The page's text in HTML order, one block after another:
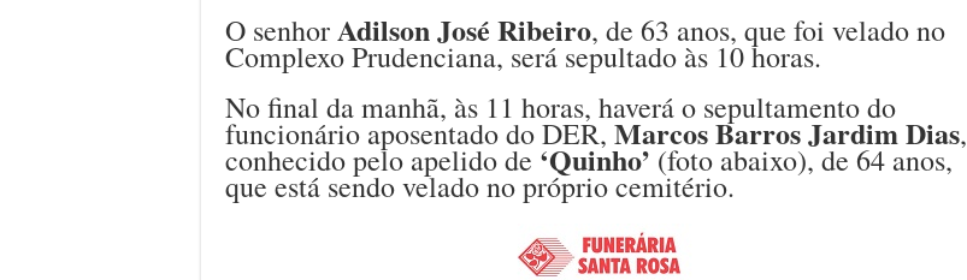
O senhorAdilson José Ribeiro, de 63 anos, que foi velado no
Complexo Prudenciana, será sepultado às 10 horas.
No final da manhã, às 11 horas, haverá o sepultamento do
funcionário aposentado do DER, Marcos Barros Jardim Dias,
conhecido pelo apelido de ‘Quinho’ (foto abaixo), de 64 anos,
que está sendo velado no próprio cemitério.